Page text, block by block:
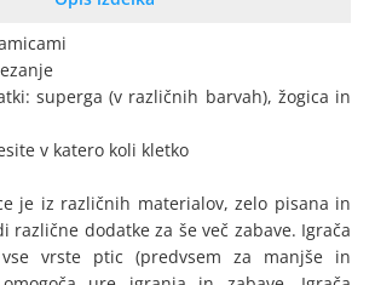
superga (v različnih barvah), žogica in
v katero koli kletko
je iz različnih materialov, zelo pisana in
različne dodatke za še več zabave. Igrača
vrste ptic (predvsem za manjše in